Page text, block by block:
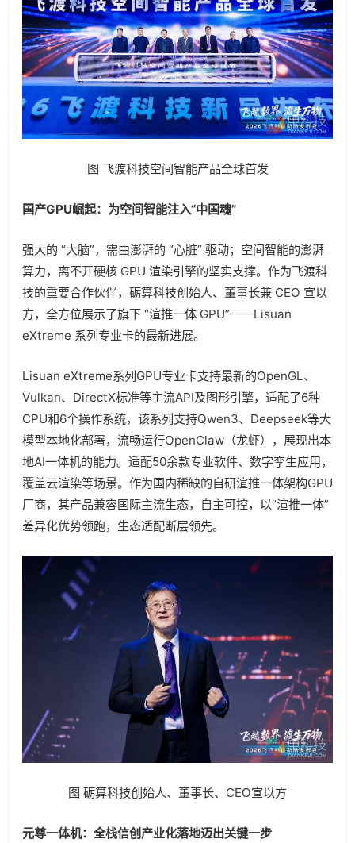
图 飞渡科技空间智能产品全球首发
国产GPU崛起：为空间智能注入“中国魂”
强大的 “大脑”，需由澎湃的 “心脏” 驱动；空间智能的澎湃
算力，离不开硬核 GPU 渲染引擎的坚实支撑。作为飞渡科
技的重要合作伙伴，砺算科技创始人、董事长兼 CEO 宣以
方，全方位展示了旗下 “渲推一体 GPU”——Lisuan
eXtreme 系列专业卡的最新进展。
Lisuan eXtreme系列GPU专业卡支持最新的OpenGL、
Vulkan、DirectX标准等主流API及图形引擎，适配了6种
CPU和6个操作系统，该系列支持Qwen3、Deepseek等大
模型本地化部署，流畅运行OpenClaw（龙虾），展现出本
地AI一体机的能力。适配50余款专业软件、数字孪生应用，
覆盖云渲染等场景。作为国内稀缺的自研渲推一体架构GPU
厂商，其产品兼容国际主流生态，自主可控，以“渲推一体”
差异化优势领跑，生态适配断层领先。
图 砺算科技创始人、董事长、CEO宣以方
元尊一体机： 全栈信创产业化落地迈出关键一步